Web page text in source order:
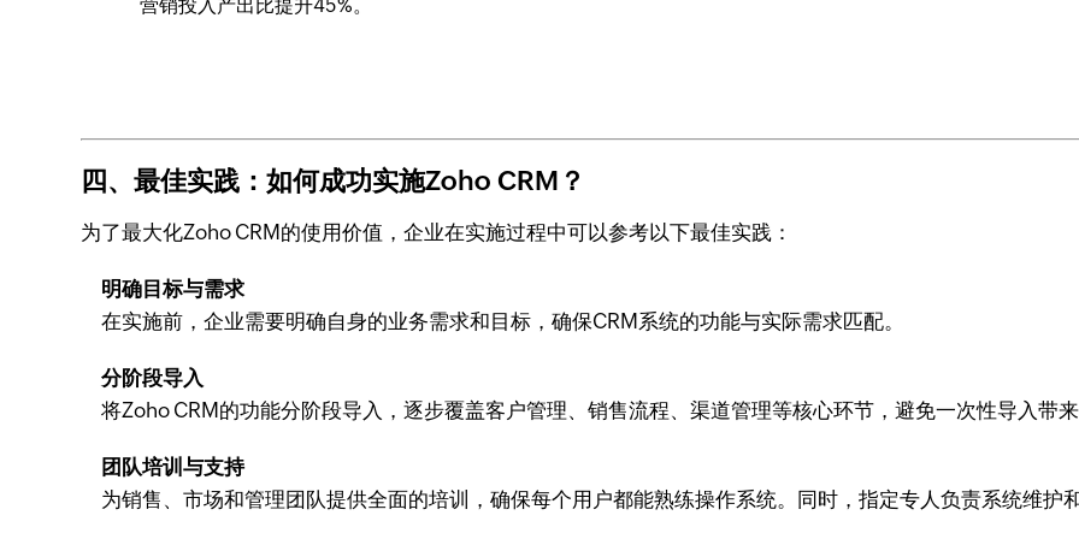
营销投入产出比提升45%。
四、最佳实践：如何成功实施Zoho CRM？
为了最大化Zoho CRM的使用价值，企业在实施过程中可以参考以下最佳实践：
明确目标与需求
在实施前，企业需要明确自身的业务需求和目标，确保CRM系统的功能与实际需求匹配。
分阶段导入
将Zoho CRM的功能分阶段导入，逐步覆盖客户管理、销售流程、渠道管理等核心环节，避免一次性导入带来
团队培训与支持
为销售、市场和管理团队提供全面的培训，确保每个用户都能熟练操作系统。同时，指定专人负责系统维护和